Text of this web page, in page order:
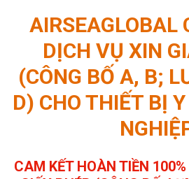
AIRSEAGLOBAL
DỊCH VỤ XIN
(CÔNG BỐ A, B;
D) CHO THIẾT BỊ
CAM KẾT HOÀN TIỀN